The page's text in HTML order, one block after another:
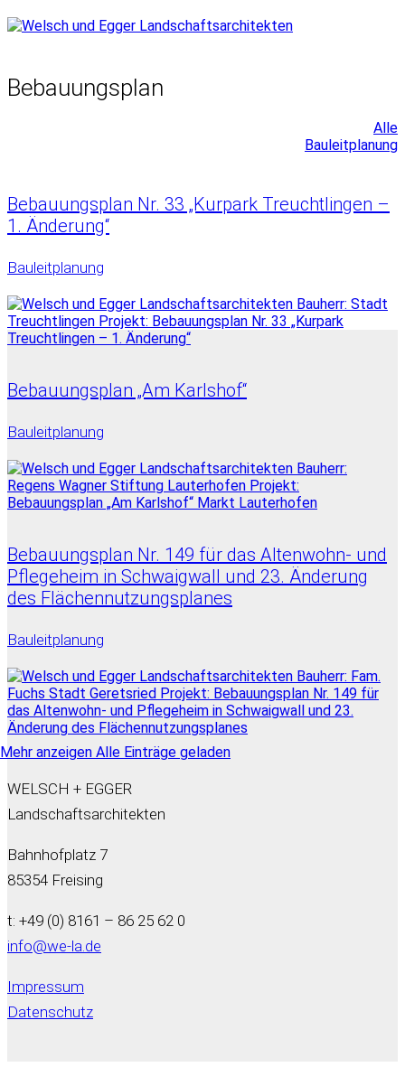
Bebauungsplan
Alle
Bauleitplanung
Bebauungsplan Nr. 33 „Kurpark Treuchtlingen –
1. Änderung“
Bauleitplanung
Bebauungsplan „Am Karlshof“
Bauleitplanung
Bebauungsplan Nr. 149 für das Altenwohn- und
Pflegeheim in Schwaigwall und 23. Änderung
des Flächennutzungsplanes
Bauleitplanung
Mehr anzeigen Alle Einträge geladen
WELSCH + EGGER
Landschaftsarchitekten
Bahnhofplatz 7
85354 Freising
t: +49 (0) 8161 – 86 25 62 0
info@we-la.de
Impressum
Datenschutz